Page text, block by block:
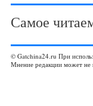
Самое
© Gatchina24.ru При
Мнение редакции может не